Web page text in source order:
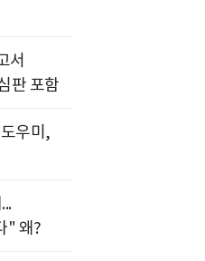
서
판 포함
우미,
" 왜?